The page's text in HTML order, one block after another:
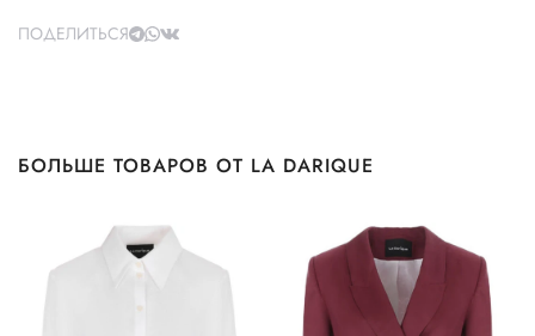
ПОДЕЛИТЬСЯ
БОЛЬШЕ ТОВАРОВ ОТ LA DARIQUE